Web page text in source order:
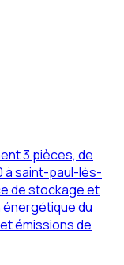
3 pièces, de
à saint-paul-lès-
de stockage et
énergétique du
émissions de